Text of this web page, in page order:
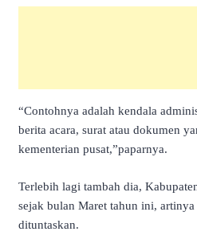
“Contohnya adalah kendala
berita acara, surat atau dokumen
kementerian pusat,”paparnya.
Terlebih lagi tambah dia,
sejak bulan Maret tahun ini,
dituntaskan.